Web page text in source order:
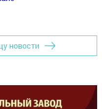
новости